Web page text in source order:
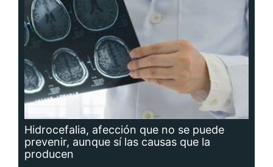
Hidrocefalia, afección que no se puede
prevenir, aunque sí las causas que la
producen